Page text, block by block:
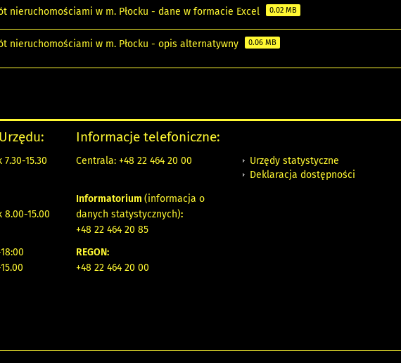
nieruchomościami w m. Płocku - dane w formacie Excel 0.02 MB
nieruchomościami w m. Płocku - opis alternatywny 0.06 MB
15.30
15.00
Informacje telefoniczne:
Centrala: +48 22 464 20 00
Informatorium (informacja o
danych statystycznych):
+48 22 464 20 85
REGON:
+48 22 464 20 00
Urzędy statystyczne
Deklaracja dostępności